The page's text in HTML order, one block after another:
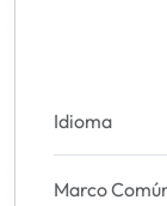
Idioma
Marco